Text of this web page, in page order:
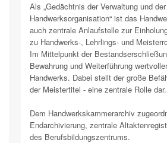
Als „Gedächtnis der Verwaltung und der
Handwerksorganisation“ ist das
auch zentrale Anlaufstelle zur
zu Handwerks-, Lehrlings- und
Im Mittelpunkt der
Bewahrung und Weiterführung
Handwerks. Dabei stellt der große
der Meistertitel - eine zentrale Rolle dar.
Dem Handwerkskammerarchiv
Endarchivierung, zentrale
des Berufsbildungszentrums.